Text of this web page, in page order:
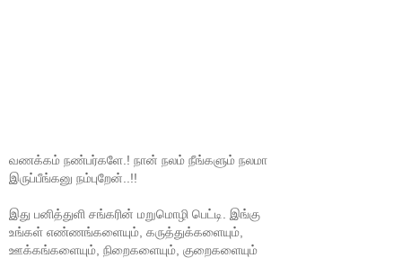
வணக்கம் நண்பர்களே.! நான் நலம் நீங்களும் நலமா
இருப்பீங்கனு நம்புறேன்..!!
இது பனித்துளி சங்கரின் மறுமொழி பெட்டி. இங்கு
உங்கள் எண்ணங்களையும், கருத்துக்களையும்,
ஊக்கங்களையும், நிறைகளையும், குறைகளையும்